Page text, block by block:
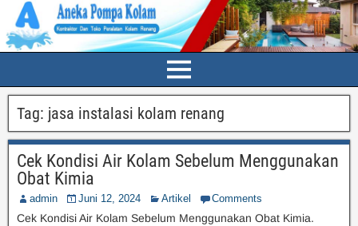
Tag: jasa instalasi kolam renang
Cek Kondisi Air Kolam Sebelum Menggunakan
Obat Kimia
admin Juni 12, 2024 Artikel Comments
Cek Kondisi Air Kolam Sebelum Menggunakan Obat Kimia.